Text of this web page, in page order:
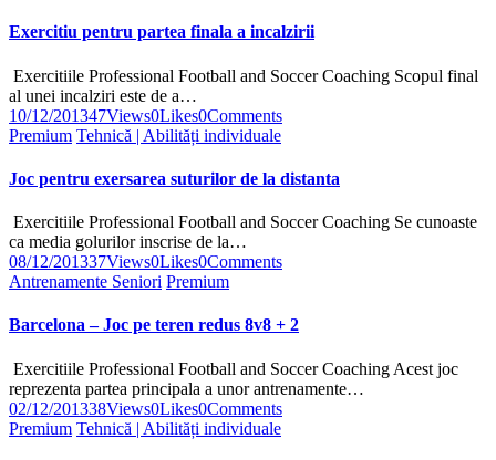
Exercitiu pentru partea finala a incalzirii
Exercitiile Professional Football and Soccer Coaching Scopul final
al unei incalziri este de a…
10/12/201347Views0Likes0Comments
Premium Tehnică | Abilități individuale
Joc pentru exersarea suturilor de la distanta
Exercitiile Professional Football and Soccer Coaching Se cunoaste
ca media golurilor inscrise de la…
08/12/201337Views0Likes0Comments
Antrenamente Seniori Premium
Barcelona – Joc pe teren redus 8v8 + 2
Exercitiile Professional Football and Soccer Coaching Acest joc
reprezenta partea principala a unor antrenamente…
02/12/201338Views0Likes0Comments
Premium Tehnică | Abilități individuale